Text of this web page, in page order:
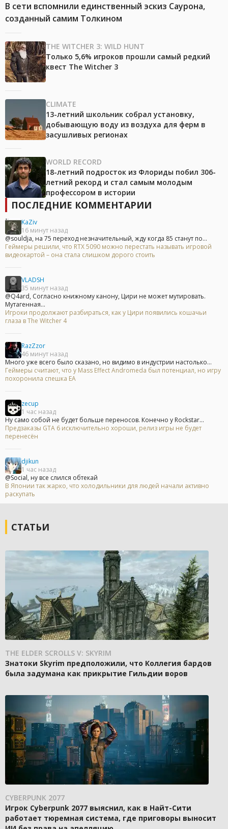
В сети вспомнили единственный эскиз Саурона,
созданный самим Толкином
THE WITCHER 3: WILD HUNT
Только 5,6% игроков прошли самый редкий
квест The Witcher 3
CLIMATE
13-летний школьник собрал установку,
добывающую воду из воздуха для ферм в
засушливых регионах
WORLD RECORD
18-летний подросток из Флориды побил 306-
летний рекорд и стал самым молодым
профессором в истории
ПОСЛЕДНИЕ КОММЕНТАРИИ
KaZiv
16 минут назад
@souldja, на 75 переход незначительный, жду когда 85 станут по...
Геймеры решили, что RTX 5090 можно перестать называть игровой
видеокартой – она стала слишком дорого стоить
VLADSH
35 минут назад
@Q4ard, Согласно книжному канону, Цири не может мутировать.
Мутагенная...
Игроки продолжают разбираться, как у Цири появились кошачьи
глаза в The Witcher 4
RazZzor
46 минут назад
Много уже всего было сказано, но видимо в индустрии настолько...
Геймеры считают, что у Mass Effect Andromeda был потенциал, но игру
похоронила спешка EA
zecup
1 час назад
Ну само собой не будет больше переносов. Конечно у Rockstar...
Предзаказы GTA 6 исключительно хороши, релиз игры не будет
перенесён
djikun
1 час назад
@Social, ну все слился обтекай
В Японии так жарко, что холодильники для людей начали активно
раскупать
СТАТЬИ
THE ELDER SCROLLS V: SKYRIM
Знатоки Skyrim предположили, что Коллегия бардов
была задумана как прикрытие Гильдии воров
CYBERPUNK 2077
Игрок Cyberpunk 2077 выяснил, как в Найт-Сити
работает тюремная система, где приговоры выносит